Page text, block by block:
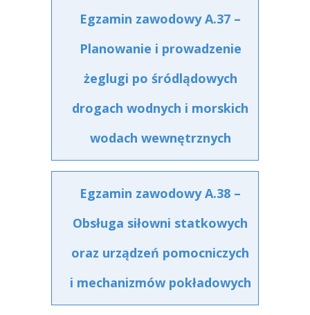
Egzamin zawodowy A.37 –
Planowanie i prowadzenie
żeglugi po śródlądowych
drogach wodnych i morskich
wodach wewnętrznych
Egzamin zawodowy A.38 –
Obsługa siłowni statkowych
oraz urządzeń pomocniczych
i mechanizmów pokładowych